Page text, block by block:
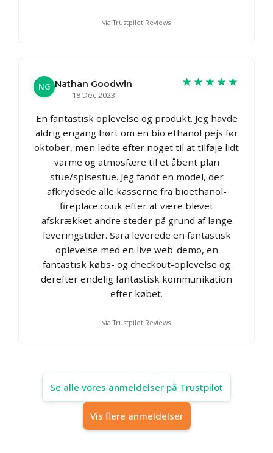
via Trustpilot Reviews
NG Nathan Goodwin
18 Dec 2023
★★★★★
En fantastisk oplevelse og produkt. Jeg havde
aldrig engang hørt om en bio ethanol pejs før
oktober, men ledte efter noget til at tilføje lidt
varme og atmosfære til et åbent plan
stue/spisestue. Jeg fandt en model, der
afkrydsede alle kasserne fra bioethanol-
fireplace.co.uk efter at være blevet
afskrækket andre steder på grund af lange
leveringstider. Sara leverede en fantastisk
oplevelse med en live web-demo, en
fantastisk købs- og checkout-oplevelse og
derefter endelig fantastisk kommunikation
efter købet.
via Trustpilot Reviews
Se alle vores anmeldelser på Trustpilot
Vis flere anmeldelser